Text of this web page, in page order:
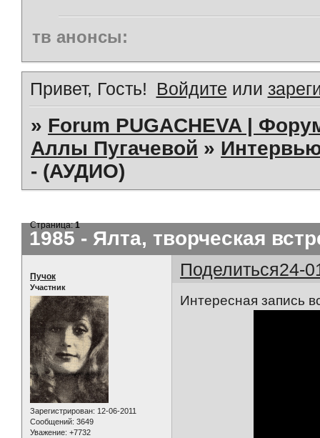
тв анонсы:
Привет, Гость! Войдите или
» Forum PUGACHEVA |
Аллы Пугачевой »
- (АУДИО)
1985 - Ялта, творческая
Страница:1
Поделиться24-
Пучок
Участник
Зарегистрирован: 12-06-2011
Сообщений: 3649
Уважение: +7732
Интересная запись